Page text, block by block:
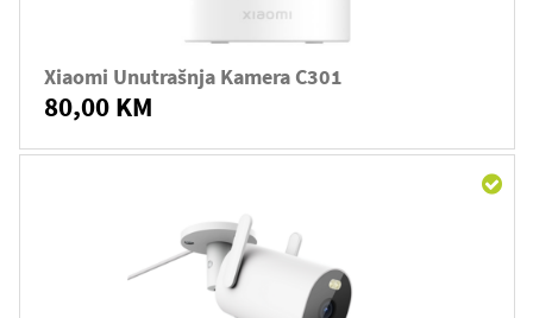
Xiaomi Unutrašnja Kamera C301
80,00 KM